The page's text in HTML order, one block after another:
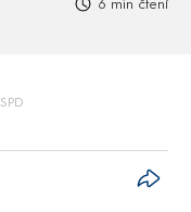
6 min čtení
SPD